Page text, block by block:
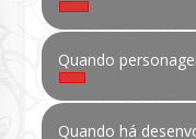
Quando
Quando há